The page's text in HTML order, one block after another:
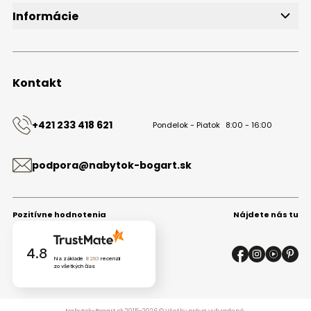
Informácie
Obchodné podmienky
Kontakt
Kontakt
+421 233 418 621 Pondelok - Piatok 8:00 - 16:00
podpora@nabytok-bogart.sk
Pozitívne hodnotenia
4.8 Na základe 8293 recenzií
zo všetkých čias
Nájdete nás tu